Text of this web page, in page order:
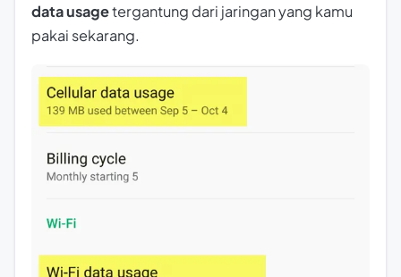
data usagetergantung dari jaringan yang kamu
pakai sekarang.